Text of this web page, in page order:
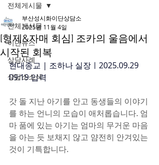
전체게시물
이단뉴스
상담사례
상담소소식
전체게시물
[형제&자매 회심] 조카의 울음에서
시작된 회복
부산성시화이단상담소
2025년 11월 4일
현대종교 | 조하나 실장ㅣ2025.09.29
09:19 입력
갓 돌 지난 아기를 안고 동생들의 이야기
를 하는 언니의 모습이 애처롭습니다. 엄
마 품에 있는 아기는 엄마의 무거운 마음
을 아는 듯 보채지 않고 얌전히 안겨있는
것이 기특합니다.